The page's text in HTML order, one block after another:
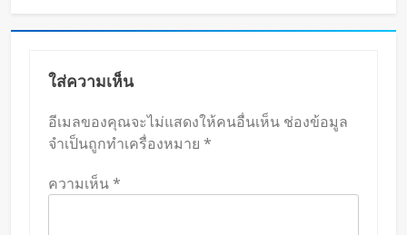
ใส่ความเห็น
อีเมลของคุณจะไม่แสดงให้คนอื่นเห็น ช่องข้อมูล
จำเป็นถูกทำเครื่องหมาย *
ความเห็น*